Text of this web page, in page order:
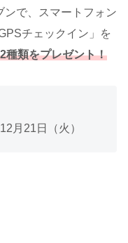
ンで、スマートフォン
チェックイン」を
種類をプレゼント！
月21日（火）